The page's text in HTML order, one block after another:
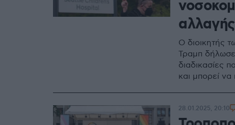
Ο διοικητής
Τραμπ δήλωσε
διαδικασίες
και μπορεί
28.01.2025, 20:10